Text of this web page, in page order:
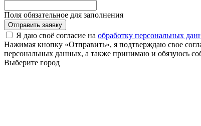
Поля обязательное для заполнения
Отправить заявку
Я даю своё согласие на обработку персональных
Нажимая кнопку «Отправить», я подтверждаю свое
персональных данных, а также принимаю и обязуюсь
Выберите город